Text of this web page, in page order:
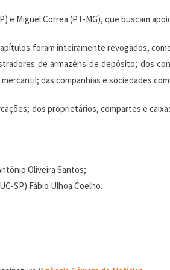
Miguel Correa (PT-MG), que buscam
foram inteiramente revogados,
de armazéns de depósito; dos
das companhias e sociedades
dos proprietários, compartes e
Oliveira Santos;
SP) Fábio Ulhoa Coelho.